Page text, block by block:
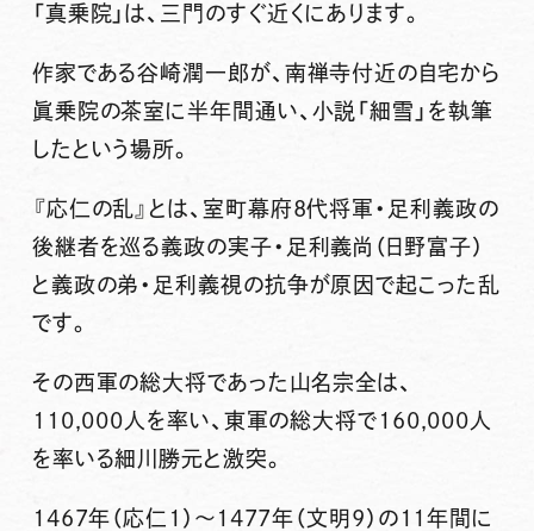
「真乗院」は、三門のすぐ近くにあります。
作家である谷崎潤一郎が、南禅寺付近の自宅から
眞乗院の茶室に半年間通い、小説 「細雪」 を執筆
したという場所。
『応仁の乱』とは、室町幕府8代将軍・足利義政の
後継者を巡る義政の実子・足利義尚（日野富子）
と義政の弟・足利義視の抗争が原因で起こった乱
です。
その西軍の総大将であった山名宗全は、
110,000人を率い、東軍の総大将で160,000人
を率いる細川勝元と激突。
1467年（応仁1）～1477年（文明9）の11年間に